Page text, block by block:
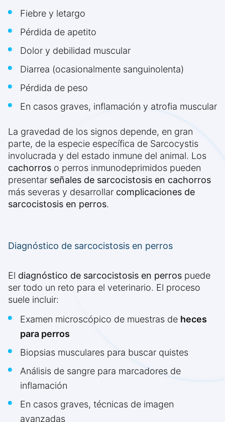
Fiebre y letargo
Pérdida de apetito
Dolor y debilidad muscular
Diarrea (ocasionalmente sanguinolenta)
Pérdida de peso
En casos graves, inflamación y atrofia muscular
La gravedad de los signos depende, en gran
parte, de la especie específica de Sarcocystis
involucrada y del estado inmune del animal. Los
cachorros o perros inmunodeprimidos pueden
presentar señales de sarcocistosis en cachorros
más severas y desarrollar complicaciones de
sarcocistosis en perros.
Diagnóstico de sarcocistosis en perros
El diagnóstico de sarcocistosis en perros puede
ser todo un reto para el veterinario. El proceso
suele incluir:
Examen microscópico de muestras de heces
para perros
Biopsias musculares para buscar quistes
Análisis de sangre para marcadores de
inflamación
En casos graves, técnicas de imagen
avanzadas